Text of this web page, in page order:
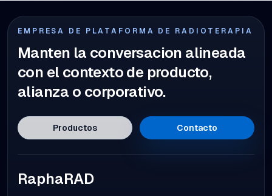
EMPRESA DE PLATAFORMA DE RADIOTERAPIA
Manten la conversacion alineada
con el contexto de producto,
alianza o corporativo.
Productos Contacto
RaphaRAD